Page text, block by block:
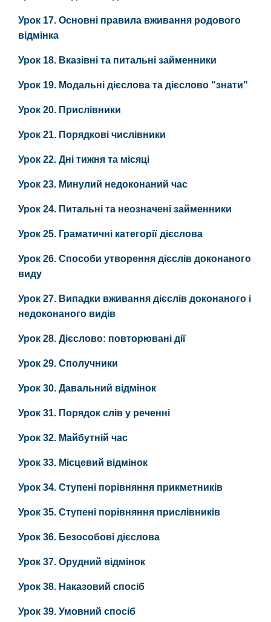
Урок 17. Основні правила вживання родового
відмінка
Урок 18. Вказівні та питальні займенники
Урок 19. Модальні дієслова та дієслово "знати"
Урок 20. Прислівники
Урок 21. Порядкові числівники
Урок 22. Дні тижня та місяці
Урок 23. Минулий недоконаний час
Урок 24. Питальні та неозначені займенники
Урок 25. Граматичні категорії дієслова
Урок 26. Способи утворення дієслів доконаного
виду
Урок 27. Випадки вживання дієслів доконаного і
недоконаного видів
Урок 28. Дієслово: повторювані дії
Урок 29. Сполучники
Урок 30. Давальний відмінок
Урок 31. Порядок слів у реченні
Урок 32. Майбутній час
Урок 33. Місцевий відмінок
Урок 34. Ступені порівняння прикметників
Урок 35. Ступені порівняння прислівників
Урок 36. Безособові дієслова
Урок 37. Орудний відмінок
Урок 38. Наказовий спосіб
Урок 39. Умовний спосіб